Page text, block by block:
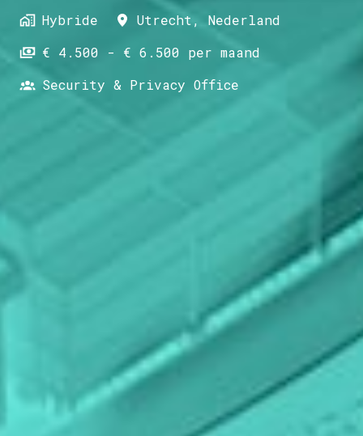
Hybride Utrecht ,
Nederland
€ 4.500 - € 6.500 per maand
Security & Privacy Office